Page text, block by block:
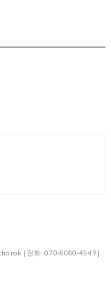
rok | 전화: 070-8080-4549 |